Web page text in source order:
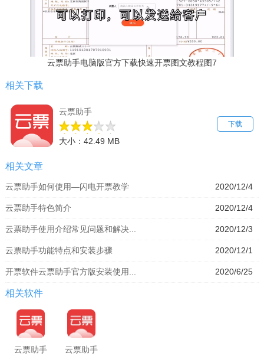
云票助手电脑版官方下载快速开票图文教程图7
相关下载
下载
云票助手
大小：42.49 MB
相关文章
2020/12/4
云票助手如何使用—闪电开票教学
2020/12/4
云票助手特色简介
2020/12/3
云票助手使用介绍常见问题和解决...
2020/12/1
云票助手功能特点和安装步骤
2020/6/25
开票软件云票助手官方版安装使用...
相关软件
云票助手 云票助手